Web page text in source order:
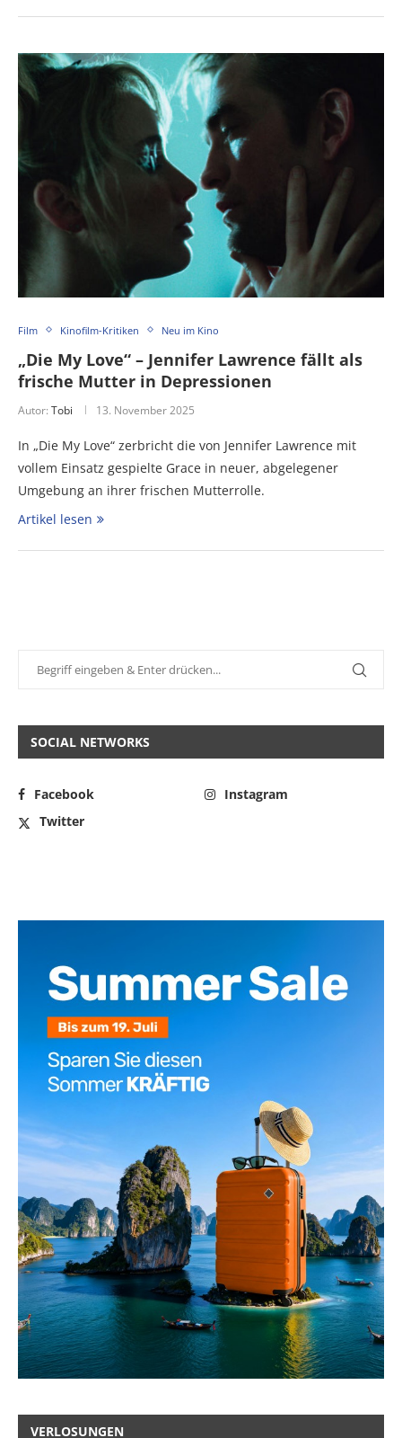
Film Kinofilm-Kritiken Neu im Kino
„Die My Love“ – Jennifer Lawrence fällt als
frische Mutter in Depressionen
Autor: Tobi 13. November 2025
In „Die My Love“ zerbricht die von Jennifer Lawrence mit
vollem Einsatz gespielte Grace in neuer, abgelegener
Umgebung an ihrer frischen Mutterrolle.
Artikel lesen
SOCIAL NETWORKS
Facebook
Instagram
Twitter
VERLOSUNGEN